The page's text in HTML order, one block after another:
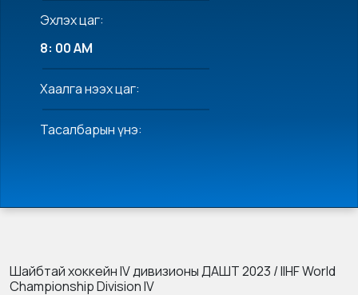
Эхлэх цаг:
8: 00 AM
Хаалга нээх цаг:
Тасалбарын үнэ:
Шайбтай хоккейн IV дивизионы ДАШТ 2023 / IIHF World
Championship Division IV